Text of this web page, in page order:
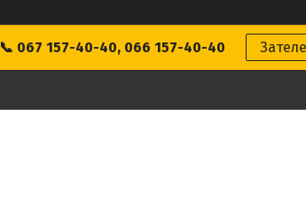
📞 067 157-40-40, 066 157-40-40